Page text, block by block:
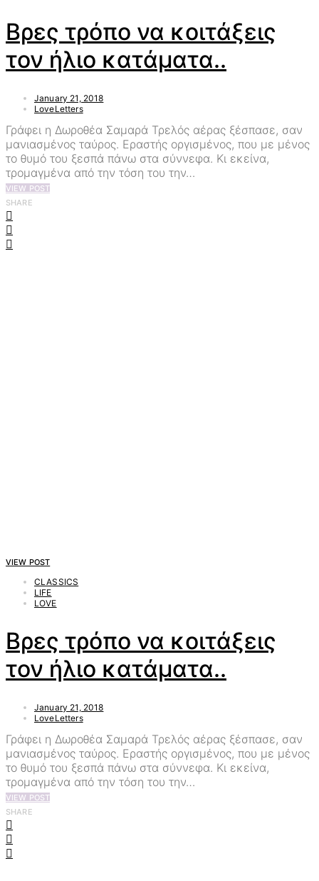
Βρες τρόπο να κοιτάξεις
τον ήλιο κατάματα..
January 21, 2018
LoveLetters
Γράφει η Δωροθέα Σαμαρά Τρελός αέρας ξέσπασε, σαν
μανιασμένος ταύρος. Εραστής οργισμένος, που με μένος
το θυμό του ξεσπά πάνω στα σύννεφα. Κι εκείνα,
τρομαγμένα από την τόση του την…
VIEW POST
SHARE
VIEW POST
CLASSICS
LIFE
LOVE
Βρες τρόπο να κοιτάξεις
τον ήλιο κατάματα..
January 21, 2018
LoveLetters
Γράφει η Δωροθέα Σαμαρά Τρελός αέρας ξέσπασε, σαν
μανιασμένος ταύρος. Εραστής οργισμένος, που με μένος
το θυμό του ξεσπά πάνω στα σύννεφα. Κι εκείνα,
τρομαγμένα από την τόση του την…
VIEW POST
SHARE